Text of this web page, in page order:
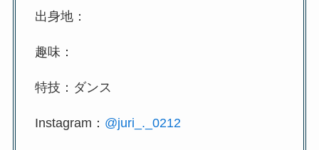
出身地：
趣味：
特技：ダンス
Instagram： @juri_._0212